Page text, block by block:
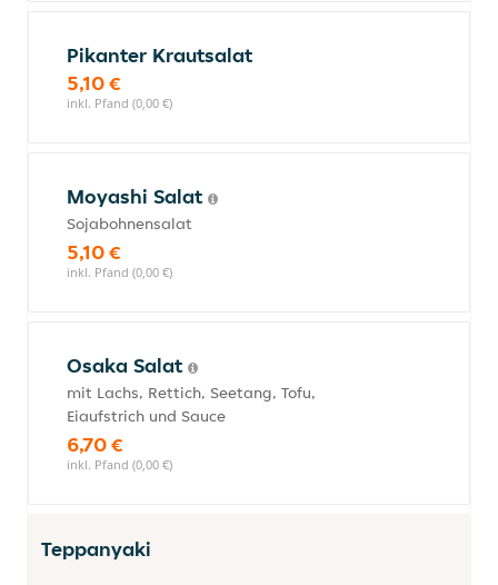
Pikanter Krautsalat
5,10 €
inkl. Pfand (0,00 €)
Moyashi Salat
Sojabohnensalat
5,10 €
inkl. Pfand (0,00 €)
Osaka Salat
mit Lachs, Rettich, Seetang, Tofu,
Eiaufstrich und Sauce
6,70 €
inkl. Pfand (0,00 €)
Teppanyaki